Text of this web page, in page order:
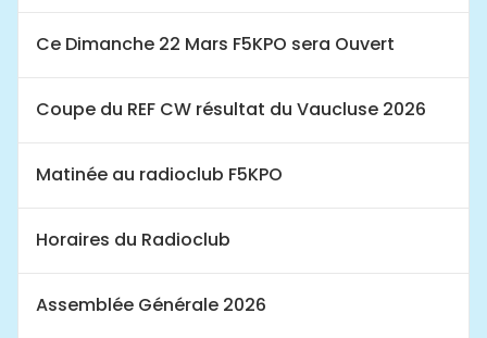
Ce Dimanche 22 Mars F5KPO sera Ouvert
Coupe du REF CW résultat du Vaucluse 2026
Matinée au radioclub F5KPO
Horaires du Radioclub
Assemblée Générale 2026